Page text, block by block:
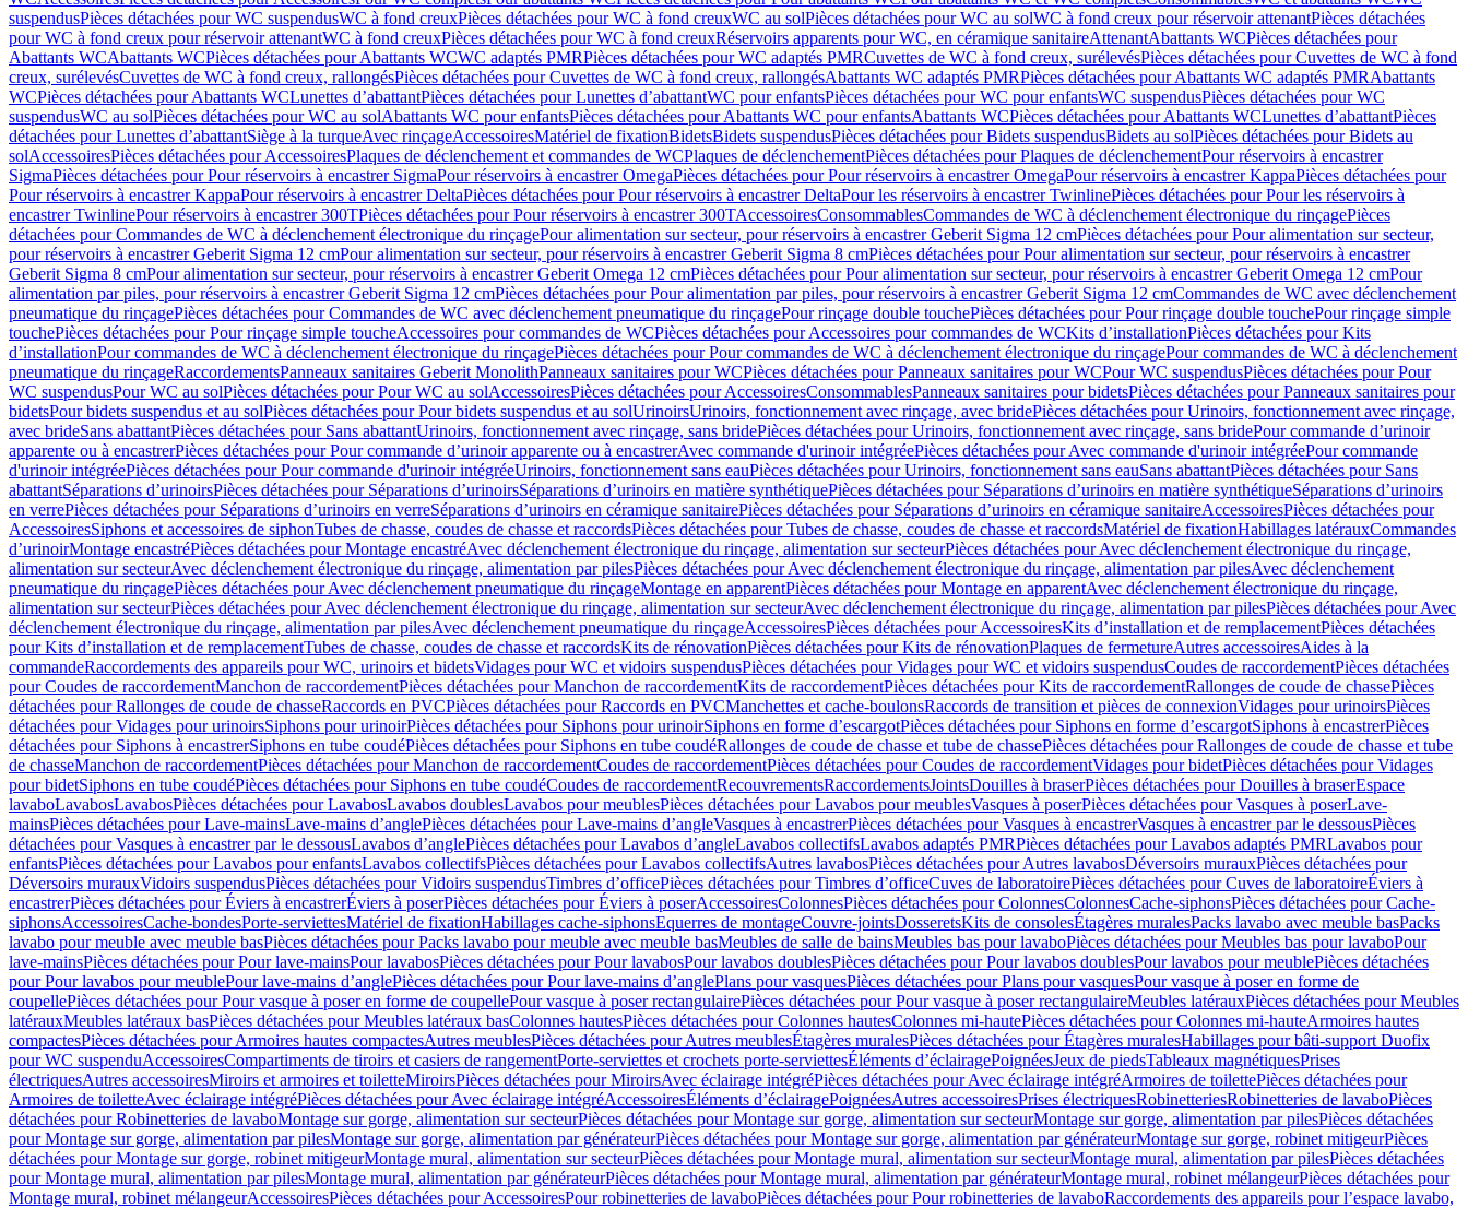
suspendusPièces détachées pour WC suspendusWC à fond creuxPièces détachées pour WC à fond creuxWC au solPièces détachées pour WC au solWC à fond creux pour réservoir attenantPièces détachées
pour WC à fond creux pour réservoir attenantWC à fond creuxPièces détachées pour WC à fond creuxRéservoirs apparents pour WC, en céramique sanitaireAttenantAbattants WCPièces détachées pour
Abattants WCAbattants WCPièces détachées pour Abattants WCWC adaptés PMRPièces détachées pour WC adaptés PMRCuvettes de WC à fond creux, surélevésPièces détachées pour Cuvettes de WC à fond
creux, surélevésCuvettes de WC à fond creux, rallongésPièces détachées pour Cuvettes de WC à fond creux, rallongésAbattants WC adaptés PMRPièces détachées pour Abattants WC adaptés PMRAbattants
WCPièces détachées pour Abattants WCLunettes d’abattantPièces détachées pour Lunettes d’abattantWC pour enfantsPièces détachées pour WC pour enfantsWC suspendusPièces détachées pour WC
suspendusWC au solPièces détachées pour WC au solAbattants WC pour enfantsPièces détachées pour Abattants WC pour enfantsAbattants WCPièces détachées pour Abattants WCLunettes d’abattantPièces
détachées pour Lunettes d’abattantSiège à la turqueAvec rinçageAccessoiresMatériel de fixationBidetsBidets suspendusPièces détachées pour Bidets suspendusBidets au solPièces détachées pour Bidets au
solAccessoiresPièces détachées pour AccessoiresPlaques de déclenchement et commandes de WCPlaques de déclenchementPièces détachées pour Plaques de déclenchementPour réservoirs à encastrer
SigmaPièces détachées pour Pour réservoirs à encastrer SigmaPour réservoirs à encastrer OmegaPièces détachées pour Pour réservoirs à encastrer OmegaPour réservoirs à encastrer KappaPièces détachées pour
Pour réservoirs à encastrer KappaPour réservoirs à encastrer DeltaPièces détachées pour Pour réservoirs à encastrer DeltaPour les réservoirs à encastrer TwinlinePièces détachées pour Pour les réservoirs à
encastrer TwinlinePour réservoirs à encastrer 300TPièces détachées pour Pour réservoirs à encastrer 300TAccessoiresConsommablesCommandes de WC à déclenchement électronique du rinçagePièces
détachées pour Commandes de WC à déclenchement électronique du rinçagePour alimentation sur secteur, pour réservoirs à encastrer Geberit Sigma 12 cmPièces détachées pour Pour alimentation sur secteur,
pour réservoirs à encastrer Geberit Sigma 12 cmPour alimentation sur secteur, pour réservoirs à encastrer Geberit Sigma 8 cmPièces détachées pour Pour alimentation sur secteur, pour réservoirs à encastrer
Geberit Sigma 8 cmPour alimentation sur secteur, pour réservoirs à encastrer Geberit Omega 12 cmPièces détachées pour Pour alimentation sur secteur, pour réservoirs à encastrer Geberit Omega 12 cmPour
alimentation par piles, pour réservoirs à encastrer Geberit Sigma 12 cmPièces détachées pour Pour alimentation par piles, pour réservoirs à encastrer Geberit Sigma 12 cmCommandes de WC avec déclenchement
pneumatique du rinçagePièces détachées pour Commandes de WC avec déclenchement pneumatique du rinçagePour rinçage double touchePièces détachées pour Pour rinçage double touchePour rinçage simple
touchePièces détachées pour Pour rinçage simple toucheAccessoires pour commandes de WCPièces détachées pour Accessoires pour commandes de WCKits d’installationPièces détachées pour Kits
d’installationPour commandes de WC à déclenchement électronique du rinçagePièces détachées pour Pour commandes de WC à déclenchement électronique du rinçagePour commandes de WC à déclenchement
pneumatique du rinçageRaccordementsPanneaux sanitaires Geberit MonolithPanneaux sanitaires pour WCPièces détachées pour Panneaux sanitaires pour WCPour WC suspendusPièces détachées pour Pour
WC suspendusPour WC au solPièces détachées pour Pour WC au solAccessoiresPièces détachées pour AccessoiresConsommablesPanneaux sanitaires pour bidetsPièces détachées pour Panneaux sanitaires pour
bidetsPour bidets suspendus et au solPièces détachées pour Pour bidets suspendus et au solUrinoirsUrinoirs, fonctionnement avec rinçage, avec bridePièces détachées pour Urinoirs, fonctionnement avec rinçage,
avec brideSans abattantPièces détachées pour Sans abattantUrinoirs, fonctionnement avec rinçage, sans bridePièces détachées pour Urinoirs, fonctionnement avec rinçage, sans bridePour commande d’urinoir
apparente ou à encastrerPièces détachées pour Pour commande d’urinoir apparente ou à encastrerAvec commande d'urinoir intégréePièces détachées pour Avec commande d'urinoir intégréePour commande
d'urinoir intégréePièces détachées pour Pour commande d'urinoir intégréeUrinoirs, fonctionnement sans eauPièces détachées pour Urinoirs, fonctionnement sans eauSans abattantPièces détachées pour Sans
abattantSéparations d’urinoirsPièces détachées pour Séparations d’urinoirsSéparations d’urinoirs en matière synthétiquePièces détachées pour Séparations d’urinoirs en matière synthétiqueSéparations d’urinoirs
en verrePièces détachées pour Séparations d’urinoirs en verreSéparations d’urinoirs en céramique sanitairePièces détachées pour Séparations d’urinoirs en céramique sanitaireAccessoiresPièces détachées pour
AccessoiresSiphons et accessoires de siphonTubes de chasse, coudes de chasse et raccordsPièces détachées pour Tubes de chasse, coudes de chasse et raccordsMatériel de fixationHabillages latérauxCommandes
dʼurinoirMontage encastréPièces détachées pour Montage encastréAvec déclenchement électronique du rinçage, alimentation sur secteurPièces détachées pour Avec déclenchement électronique du rinçage,
alimentation sur secteurAvec déclenchement électronique du rinçage, alimentation par pilesPièces détachées pour Avec déclenchement électronique du rinçage, alimentation par pilesAvec déclenchement
pneumatique du rinçagePièces détachées pour Avec déclenchement pneumatique du rinçageMontage en apparentPièces détachées pour Montage en apparentAvec déclenchement électronique du rinçage,
alimentation sur secteurPièces détachées pour Avec déclenchement électronique du rinçage, alimentation sur secteurAvec déclenchement électronique du rinçage, alimentation par pilesPièces détachées pour Avec
déclenchement électronique du rinçage, alimentation par pilesAvec déclenchement pneumatique du rinçageAccessoiresPièces détachées pour AccessoiresKits d’installation et de remplacementPièces détachées
pour Kits d’installation et de remplacementTubes de chasse, coudes de chasse et raccordsKits de rénovationPièces détachées pour Kits de rénovationPlaques de fermetureAutres accessoiresAides à la
commandeRaccordements des appareils pour WC, urinoirs et bidetsVidages pour WC et vidoirs suspendusPièces détachées pour Vidages pour WC et vidoirs suspendusCoudes de raccordementPièces détachées
pour Coudes de raccordementManchon de raccordementPièces détachées pour Manchon de raccordementKits de raccordementPièces détachées pour Kits de raccordementRallonges de coude de chassePièces
détachées pour Rallonges de coude de chasseRaccords en PVCPièces détachées pour Raccords en PVCManchettes et cache-boulonsRaccords de transition et pièces de connexionVidages pour urinoirsPièces
détachées pour Vidages pour urinoirsSiphons pour urinoirPièces détachées pour Siphons pour urinoirSiphons en forme d’escargotPièces détachées pour Siphons en forme d’escargotSiphons à encastrerPièces
détachées pour Siphons à encastrerSiphons en tube coudéPièces détachées pour Siphons en tube coudéRallonges de coude de chasse et tube de chassePièces détachées pour Rallonges de coude de chasse et tube
de chasseManchon de raccordementPièces détachées pour Manchon de raccordementCoudes de raccordementPièces détachées pour Coudes de raccordementVidages pour bidetPièces détachées pour Vidages
pour bidetSiphons en tube coudéPièces détachées pour Siphons en tube coudéCoudes de raccordementRecouvrementsRaccordementsJointsDouilles à braserPièces détachées pour Douilles à braserEspace
lavaboLavabosLavabosPièces détachées pour LavabosLavabos doublesLavabos pour meublesPièces détachées pour Lavabos pour meublesVasques à poserPièces détachées pour Vasques à poserLave-
mainsPièces détachées pour Lave-mainsLave-mains d’anglePièces détachées pour Lave-mains d’angleVasques à encastrerPièces détachées pour Vasques à encastrerVasques à encastrer par le dessousPièces
détachées pour Vasques à encastrer par le dessousLavabos d’anglePièces détachées pour Lavabos d’angleLavabos collectifsLavabos adaptés PMRPièces détachées pour Lavabos adaptés PMRLavabos pour
enfantsPièces détachées pour Lavabos pour enfantsLavabos collectifsPièces détachées pour Lavabos collectifsAutres lavabosPièces détachées pour Autres lavabosDéversoirs murauxPièces détachées pour
Déversoirs murauxVidoirs suspendusPièces détachées pour Vidoirs suspendusTimbres dʼofficePièces détachées pour Timbres dʼofficeCuves de laboratoirePièces détachées pour Cuves de laboratoireÉviers à
encastrerPièces détachées pour Éviers à encastrerÉviers à poserPièces détachées pour Éviers à poserAccessoiresColonnesPièces détachées pour ColonnesColonnesCache-siphonsPièces détachées pour Cache-
siphonsAccessoiresCache-bondesPorte-serviettesMatériel de fixationHabillages cache-siphonsEquerres de montageCouvre-jointsDosseretsKits de consolesÉtagères muralesPacks lavabo avec meuble basPacks
lavabo pour meuble avec meuble basPièces détachées pour Packs lavabo pour meuble avec meuble basMeubles de salle de bainsMeubles bas pour lavaboPièces détachées pour Meubles bas pour lavaboPour
lave-mainsPièces détachées pour Pour lave-mainsPour lavabosPièces détachées pour Pour lavabosPour lavabos doublesPièces détachées pour Pour lavabos doublesPour lavabos pour meublePièces détachées
pour Pour lavabos pour meublePour lave-mains d’anglePièces détachées pour Pour lave-mains d’anglePlans pour vasquesPièces détachées pour Plans pour vasquesPour vasque à poser en forme de
coupellePièces détachées pour Pour vasque à poser en forme de coupellePour vasque à poser rectangulairePièces détachées pour Pour vasque à poser rectangulaireMeubles latérauxPièces détachées pour Meubles
latérauxMeubles latéraux basPièces détachées pour Meubles latéraux basColonnes hautesPièces détachées pour Colonnes hautesColonnes mi-hautePièces détachées pour Colonnes mi-hauteArmoires hautes
compactesPièces détachées pour Armoires hautes compactesAutres meublesPièces détachées pour Autres meublesÉtagères muralesPièces détachées pour Étagères muralesHabillages pour bâti-support Duofix
pour WC suspenduAccessoiresCompartiments de tiroirs et casiers de rangementPorte-serviettes et crochets porte-serviettesÉléments d’éclairagePoignéesJeux de piedsTableaux magnétiquesPrises
électriquesAutres accessoiresMiroirs et armoires et toiletteMiroirsPièces détachées pour MiroirsAvec éclairage intégréPièces détachées pour Avec éclairage intégréArmoires de toilettePièces détachées pour
Armoires de toiletteAvec éclairage intégréPièces détachées pour Avec éclairage intégréAccessoiresÉléments d’éclairagePoignéesAutres accessoiresPrises électriquesRobinetteriesRobinetteries de lavaboPièces
détachées pour Robinetteries de lavaboMontage sur gorge, alimentation sur secteurPièces détachées pour Montage sur gorge, alimentation sur secteurMontage sur gorge, alimentation par pilesPièces détachées
pour Montage sur gorge, alimentation par pilesMontage sur gorge, alimentation par générateurPièces détachées pour Montage sur gorge, alimentation par générateurMontage sur gorge, robinet mitigeurPièces
détachées pour Montage sur gorge, robinet mitigeurMontage mural, alimentation sur secteurPièces détachées pour Montage mural, alimentation sur secteurMontage mural, alimentation par pilesPièces détachées
pour Montage mural, alimentation par pilesMontage mural, alimentation par générateurPièces détachées pour Montage mural, alimentation par générateurMontage mural, robinet mélangeurPièces détachées pour
Montage mural, robinet mélangeurAccessoiresPièces détachées pour AccessoiresPour robinetteries de lavaboPièces détachées pour Pour robinetteries de lavaboRaccordements des appareils pour l’espace lavabo,